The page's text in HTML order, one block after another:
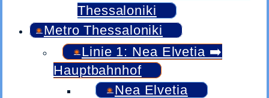
Thessaloniki
Metro Thessaloniki
Linie 1: Nea Elvetia ➡️
Hauptbahnhof
Nea Elvetia